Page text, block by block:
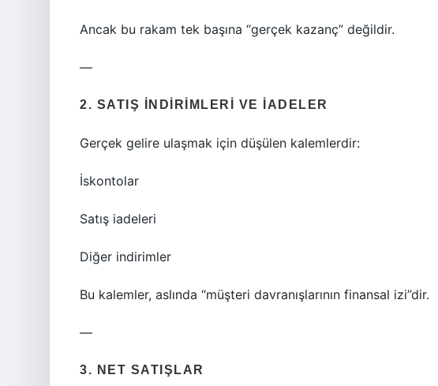
Ancak bu rakam tek başına “gerçek kazanç” değildir.
—
2. SATIŞ İNDIRIMLERI VE İADELER
Gerçek gelire ulaşmak için düşülen kalemlerdir:
İskontolar
Satış iadeleri
Diğer indirimler
Bu kalemler, aslında “müşteri davranışlarının finansal izi”dir.
—
3. NET SATIŞLAR